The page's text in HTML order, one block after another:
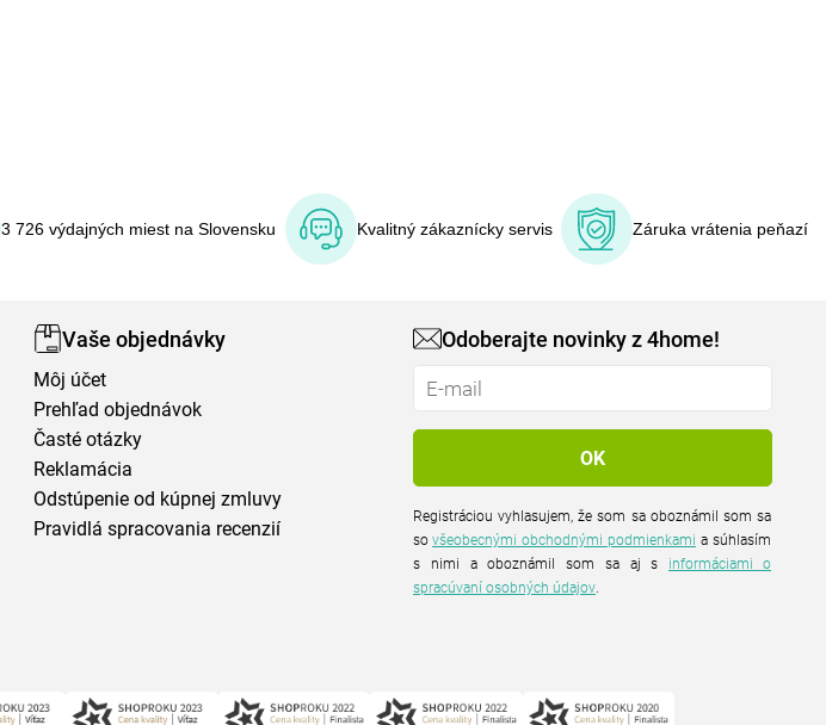
3 726 výdajných miest na Slovensku Kvalitný zákaznícky servis Záruka vrátenia peňazí
Vaše objednávky
Môj účet
Prehľad objednávok
Časté otázky
Reklamácia
Odstúpenie od kúpnej zmluvy
Pravidlá spracovania recenzií
Odoberajte novinky z 4home!
Registráciou vyhlasujem, že som sa oboznámil som sa
sovšeobecnými obchodnými podmienkami a súhlasím
s nimi a oboznámil som sa aj s informáciami o
spracúvaní osobných údajov.